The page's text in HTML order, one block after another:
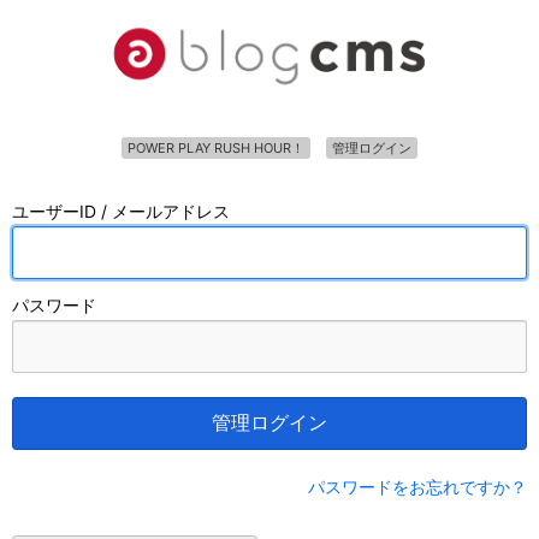
POWER PLAY RUSH HOUR！ 管理ログイン
ユーザーID / メールアドレス
パスワード
管理ログイン
パスワードをお忘れですか？